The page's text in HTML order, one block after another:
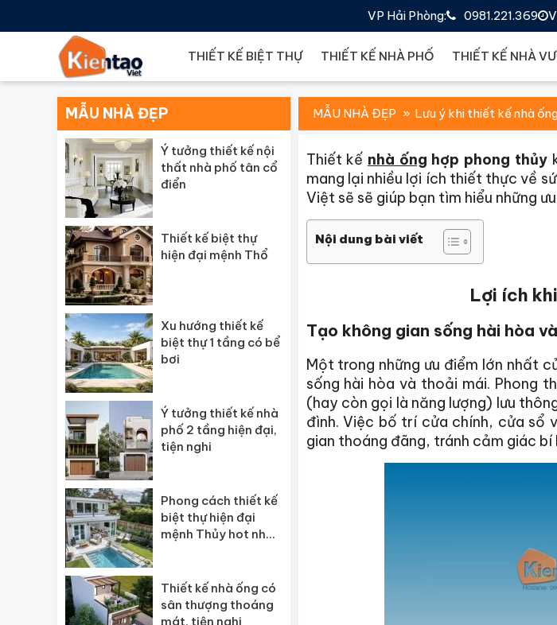
VP Hải Phòng: 0981.221.369
THIẾT KẾ BIỆT THỰ THIẾT KẾ NHÀ PHỐ THIẾT KẾ NHÀ
MẪU NHÀ ĐẸP Lưu ý khi thiết kế nhà
Thiết kế nhà ống hợp phong thủy
mang lại nhiều lợi ích thiết thực về
Việt sẽ sẽ giúp bạn tìm hiểu những
Nội dung bài viết
Lợi ích
Tạo không gian sống hài hòa
Một trong những ưu điểm lớn nhất
sống hài hòa và thoải mái. Phong
(hay còn gọi là năng lượng) lưu
đình. Việc bố trí cửa chính, cửa sổ
gian thoáng đãng, tránh cảm giác
MẪU NHÀ ĐẸP
Ý tưởng thiết kế nội
thất nhà phố tân cổ
điển
Thiết kế biệt thự
hiện đại mệnh Thổ
Xu hướng thiết kế
biệt thự 1 tầng có bể
bơi
Ý tưởng thiết kế nhà
phố 2 tầng hiện đại,
tiện nghi
Phong cách thiết kế
biệt thự hiện đại
mệnh Thủy hot nhất
Thiết kế nhà ống có
sân thượng thoáng
mát, tiện nghi